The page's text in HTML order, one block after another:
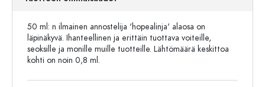
50 ml: n ilmainen annostelija 'hopealinja' alaosa on
läpinäkyvä. Ihanteellinen ja erittäin tuottava voiteille,
seoksille ja monille muille tuotteille. Lähtömäärä keskittoa
kohti on noin 0,8 ml.